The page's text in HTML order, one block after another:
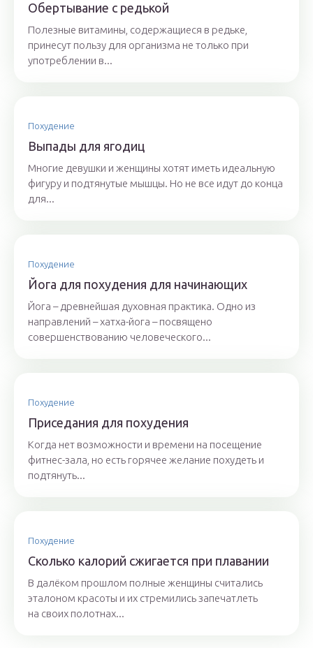
Обертывание с редькой
Полезные витамины, содержащиеся в редьке,
принесут пользу для организма не только при
употреблении в...
Похудение
Выпады для ягодиц
Многие девушки и женщины хотят иметь идеальную
фигуру и подтянутые мышцы. Но не все идут до конца
для...
Похудение
Йога для похудения для начинающих
Йога – древнейшая духовная практика. Одно из
направлений – хатха-йога – посвящено
совершенствованию человеческого...
Похудение
Приседания для похудения
Когда нет возможности и времени на посещение
фитнес-зала, но есть горячее желание похудеть и
подтянуть...
Похудение
Сколько калорий сжигается при плавании
В далёком прошлом полные женщины считались
эталоном красоты и их стремились запечатлеть
на своих полотнах...